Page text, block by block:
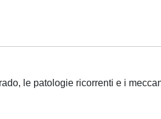
le patologie ricorrenti e i